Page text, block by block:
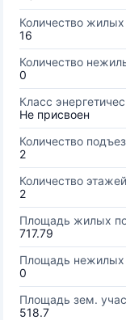
Количество
16
Количество
0
Класс
Не присвоен
Количество
2
Количество
2
Площадь жилых
717.79
Площадь
0
Площадь зем.
518.7